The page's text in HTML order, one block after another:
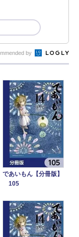
by
であいもん【分冊版】
105